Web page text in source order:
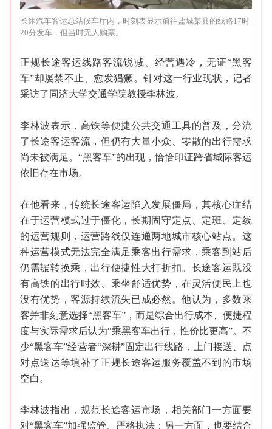
长途汽车客运总站候车厅内，时刻表显示前往盐城某县的线路17时
20分发车，但当时无人购票。
正规长途客运线路客流锐减、经营遇冷，无证“黑客
车”却屡禁不止、愈发猖獗。针对这一行业现状，记者
采访了同济大学交通学院教授李林波。
李林波表示，高铁等便捷公共交通工具的普及，分流
了长途客运客流，但仍有大量小众、零散的出行需求
尚未被满足。“黑客车”的出现，恰恰印证跨省城际客运
依旧存在市场。
在他看来，传统长途客运陷入发展僵局，其核心症结
在于运营模式过于僵化，长期固守定点、定班、定线
的运营规则，运营路线仅连通两地城市核心站点。这
种运营模式无法完全满足乘客出行需求，乘客到站后
仍需辗转换乘，出行便捷性大打折扣。长途客运既没
有高铁的出行时效、乘坐舒适优势，在灵活便民上也
没有优势，客源持续流失已成必然。他认为，多数乘
客并非刻意选择“黑客车”，而是综合出行成本、便捷程
度与实际需求后认为“乘黑客车出行，性价比更高”。不
少“黑客车”经营者“深耕”固定出行线路，上门接送、点
对点送达等填补了正规长途客运服务覆盖不到的市场
空白。
李林波指出，规范长途客运市场，相关部门一方面要
对“黑客车”加强监管、严格执法；另一方面，也要结合